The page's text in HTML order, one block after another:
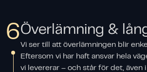
6Överlämning &
Vi ser till att överlämningen blir
Eftersom vi har haft ansvar hela
vi levererar – och står för det, även